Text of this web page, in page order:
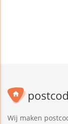
Wij maken